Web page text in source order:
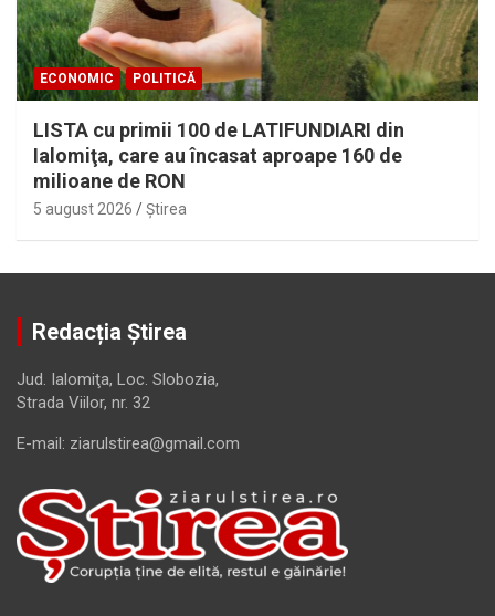
ECONOMIC POLITICĂ
LISTA cu primii 100 de LATIFUNDIARI din
Ialomiţa, care au încasat aproape 160 de
milioane de RON
5 august 2026 Ştirea
Redacția Știrea
Jud. Ialomiţa, Loc. Slobozia,
Strada Viilor, nr. 32
E-mail: ziarulstirea@gmail.com